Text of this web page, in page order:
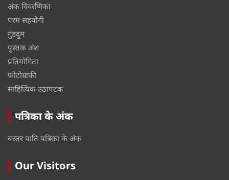
अंक विवरणिका
परम सहयोगी
गुडदुम
पुस्तक अंश
प्रतियोगिता
फोटोग्राफी
साहित्यिक उठापटक
पत्रिका के अंक
बस्तर पाति पत्रिका के अंक
Our Visitors